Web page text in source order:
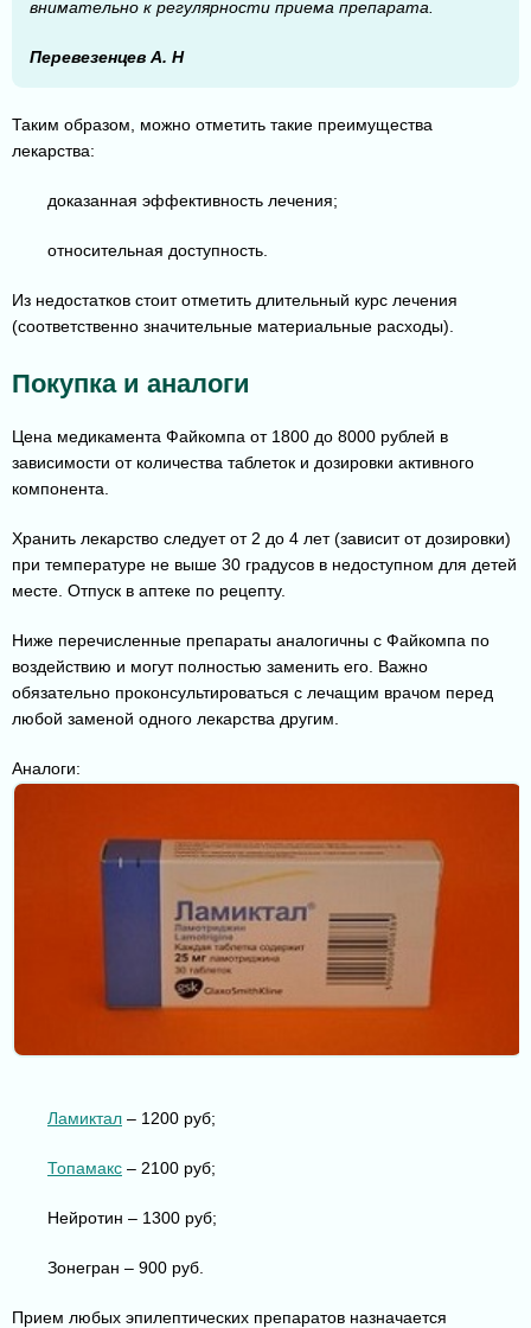
внимательно к регулярности приема препарата.
Перевезенцев А. Н
Таким образом, можно отметить такие преимущества
лекарства:
доказанная эффективность лечения;
относительная доступность.
Из недостатков стоит отметить длительный курс лечения
(соответственно значительные материальные расходы).
Покупка и аналоги
Цена медикамента Файкомпа от 1800 до 8000 рублей в
зависимости от количества таблеток и дозировки активного
компонента.
Хранить лекарство следует от 2 до 4 лет (зависит от дозировки)
при температуре не выше 30 градусов в недоступном для детей
месте. Отпуск в аптеке по рецепту.
Ниже перечисленные препараты аналогичны с Файкомпа по
воздействию и могут полностью заменить его. Важно
обязательно проконсультироваться с лечащим врачом перед
любой заменой одного лекарства другим.
Аналоги:
Ламиктал – 1200 руб;
Топамакс – 2100 руб;
Нейротин – 1300 руб;
Зонегран – 900 руб.
Прием любых эпилептических препаратов назначается